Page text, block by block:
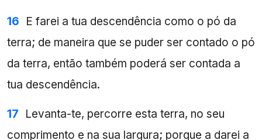
16
E farei a tua descendência como o pó da
terra; de maneira que se puder ser contado o pó
da terra, então também poderá ser contada a
tua descendência.
17
Levanta-te, percorre esta terra, no seu
comprimento e na sua largura; porque a darei a